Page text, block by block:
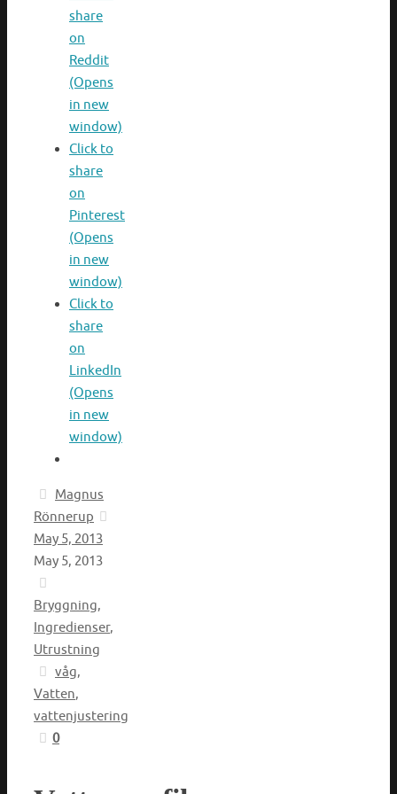
share
on
Reddit
(Opens
in new
window)
Click to
share
on
Pinterest
(Opens
in new
window)
Click to
share
on
LinkedIn
(Opens
in new
window)
Magnus
Rönnerup
May 5, 2013
May 5, 2013
Bryggning,
Ingredienser,
Utrustning
våg,
Vatten,
vattenjustering
0